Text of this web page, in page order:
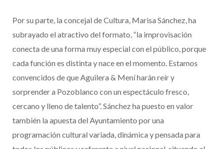
Por su parte, la concejal de Cultura, Marisa Sánchez, ha
subrayado el atractivo del formato, “la improvisación
conecta de una forma muy especial con el público, porque
cada función es distinta y nace en el momento. Estamos
convencidos de que Aguilera & Mení harán reír y
sorprender a Pozoblanco con un espectáculo fresco,
cercano y lleno de talento”. Sánchez ha puesto en valor
también la apuesta del Ayuntamiento por una
programación cultural variada, dinámica y pensada para